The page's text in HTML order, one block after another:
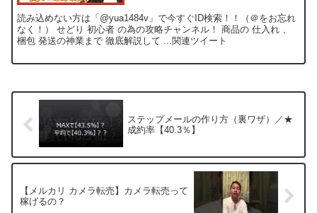
読み込めない方は「@yua1484v」で今すぐID検索！！（＠をお忘れ
なく！） せどり 初心者 の為の攻略チャンネル！ 商品の 仕入れ 、
梱包 発送の神業まで 徹底解説して ...関連ツイート
ステップメールの作り方（裏ワザ）／★
成約率【40.3％】
【メルカリ カメラ転売】カメラ転売って
稼げるの？